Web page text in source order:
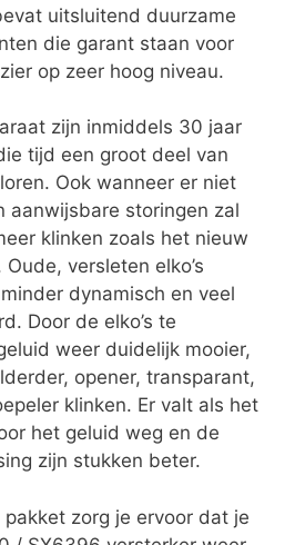
uitsluitend duurzame
die garant staan voor
op zeer hoog niveau.
zijn inmiddels 30 jaar
tijd een groot deel van
Ook wanneer er niet
aanwijsbare storingen zal
klinken zoals het nieuw
versleten elko’s
dynamisch en veel
Door de elko’s te
weer duidelijk mooier,
opener, transparant,
klinken. Er valt als het
het geluid weg en de
zijn stukken beter.
zorg je ervoor dat je